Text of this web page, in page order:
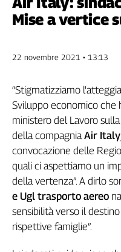
Filcams
Filctem
Filt
Fisac
Flai
Flc
Fp
Nidil
Slc
Spi
Inca
Caaf
Mise a vertice
22 novembre 2021 • 13:13
“Stigmatizziamo
Sviluppo economico che
ministero del Lavoro
della compagniaAir Italy
convocazione delle
quali ci aspettiamo un
della vertenza”. A dirlo
e Ugl trasporto aereo
sensibilità verso il
rispettive famiglie”.